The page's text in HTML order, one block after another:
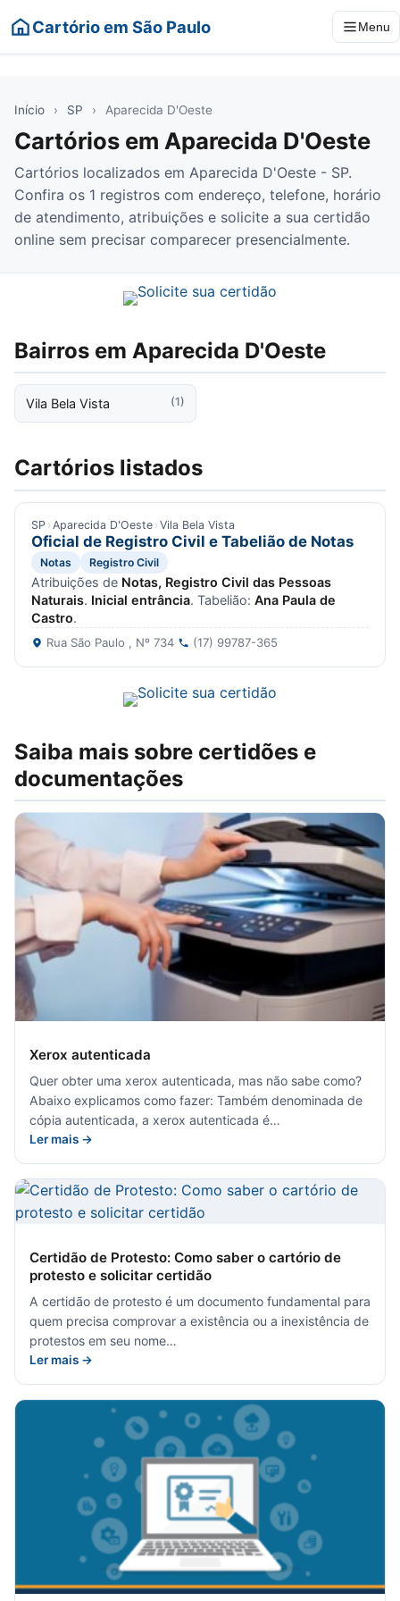
Cartório em São Paulo Menu
Início › SP › Aparecida D'Oeste
Cartórios em Aparecida D'Oeste
Cartórios localizados em Aparecida D'Oeste - SP.
Confira os 1 registros com endereço, telefone, horário
de atendimento, atribuições e solicite a sua certidão
online sem precisar comparecer presencialmente.
Bairros em Aparecida D'Oeste
Vila Bela Vista (1)
Cartórios listados
SP › Aparecida D'Oeste › Vila Bela Vista
Oficial de Registro Civil e Tabelião de Notas
Notas Registro Civil
Atribuições de Notas, Registro Civil das Pessoas
Naturais. Inicial entrância. Tabelião: Ana Paula de
Castro.
Rua São Paulo , Nº 734· (17) 99787-365
Saiba mais sobre certidões e
documentações
Xerox autenticada
Quer obter uma xerox autenticada, mas não sabe como?
Abaixo explicamos como fazer: Também denominada de
cópia autenticada, a xerox autenticada é…
Ler mais →
Certidão de Protesto: Como saber o cartório de
protesto e solicitar certidão
A certidão de protesto é um documento fundamental para
quem precisa comprovar a existência ou a inexistência de
protestos em seu nome…
Ler mais →